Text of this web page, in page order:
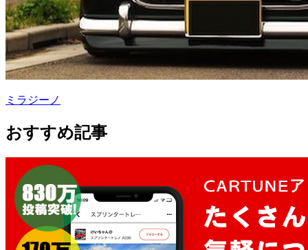
ミラジーノ
おすすめ記事